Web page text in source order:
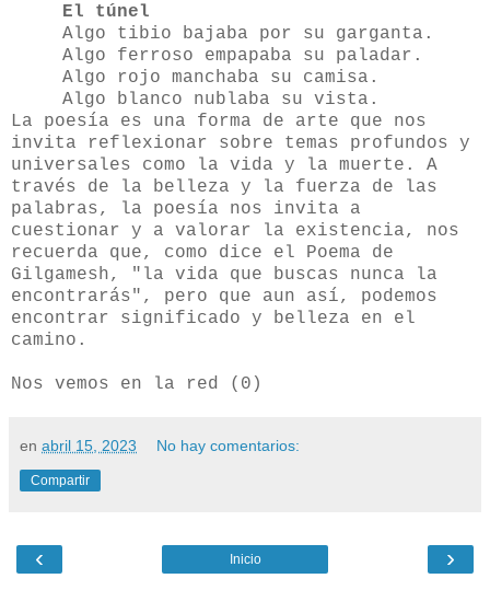
El túnel
Algo tibio bajaba por su garganta.
Algo ferroso empapaba su paladar.
Algo rojo manchaba su camisa.
Algo blanco nublaba su vista.
La poesía es una forma de arte que nos
invita reflexionar sobre temas profundos y
universales como la vida y la muerte. A
través de la belleza y la fuerza de las
palabras, la poesía nos invita a
cuestionar y a valorar la existencia, nos
recuerda que, como dice el Poema de
Gilgamesh, "la vida que buscas nunca la
encontrarás", pero que aun así, podemos
encontrar significado y belleza en el
camino.
Nos vemos en la red (0)
en abril 15, 2023 No hay comentarios:
Compartir
‹ ›
Inicio